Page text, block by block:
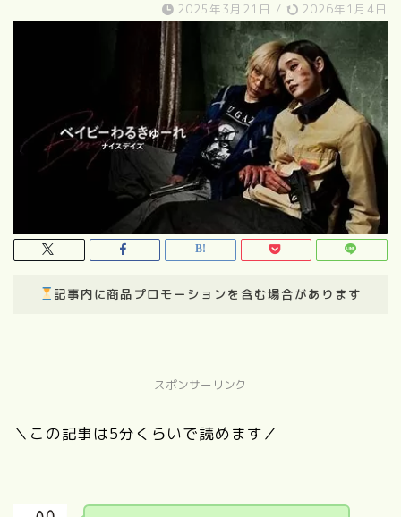
2025年3月21日 / 2026年1月4日
記事内に商品プロモーションを含む場合があります
スポンサーリンク
＼この記事は5分くらいで読めます／